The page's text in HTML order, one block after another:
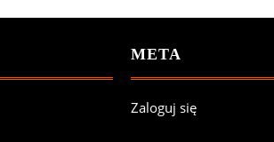
META
Zaloguj się